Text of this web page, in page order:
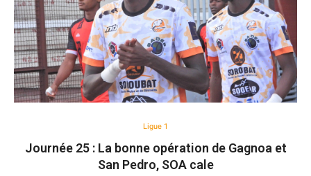
Ligue 1
Journée 25 : La bonne opération de Gagnoa et
San Pedro, SOA cale